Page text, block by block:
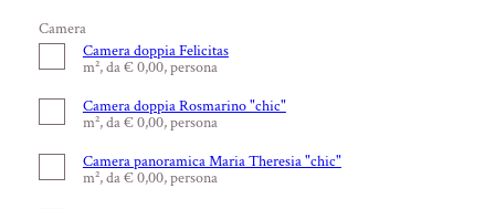
Camera
Camera doppia Felicitas
m², da € 0,00, persona
Camera doppia Rosmarino "chic"
m², da € 0,00, persona
Camera panoramica Maria Theresia "chic"
m², da € 0,00, persona